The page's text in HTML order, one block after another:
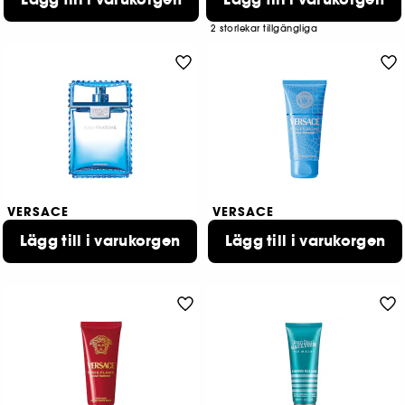
539,00 KR 469,00 KR
2 storlekar tillgängliga
VERSACE
Eau Fraiche
After Shave
819,00 KR
Lägg till i varukorgen
VERSACE
Eau Fraiche
After shave Balm
349,00 KR
Lägg till i varukorgen